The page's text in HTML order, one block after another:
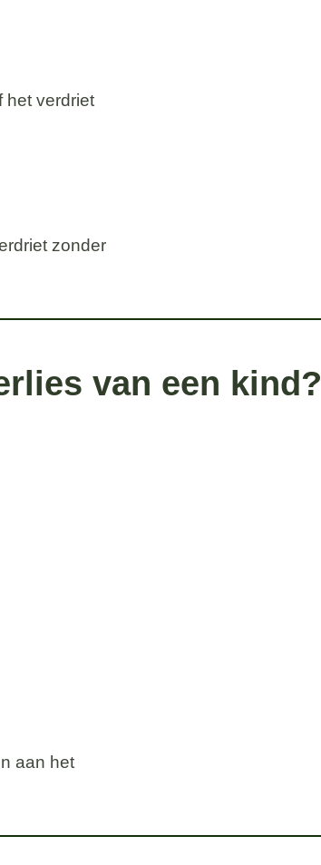
het verdriet
zonder
van een kind?
aan het